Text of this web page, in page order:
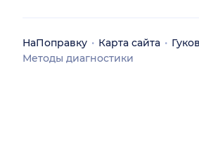
НаПоправку Карта сайта
Методы диагностики